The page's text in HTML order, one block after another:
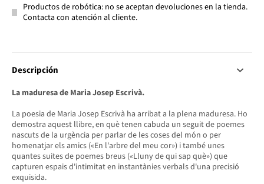
Productos de robótica: no se aceptan devoluciones en la tienda.
Contacta con atención al cliente.
Descripción
La maduresa de Maria Josep Escrivà.
La poesia de Maria Josep Escrivà ha arribat a la plena maduresa. Ho
demostra aquest llibre, en què tenen cabuda un seguit de poemes
nascuts de la urgència per parlar de les coses del món o per
homenatjar els amics («En l'arbre del meu cor») i també unes
quantes suites de poemes breus («Lluny de qui sap què») que
capturen espais d'intimitat en instantànies verbals d'una precisió
exquisida.